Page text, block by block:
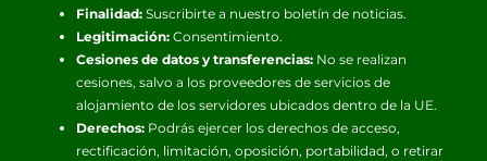
Finalidad:Suscribirte a nuestro boletín de noticias.
Legitimación:Consentimiento.
Cesiones de datos y transferencias:No se realizan
cesiones, salvo a los proveedores de servicios de
alojamiento de los servidores ubicados dentro de la UE.
Derechos:Podrás ejercer los derechos de acceso,
rectificación, limitación, oposición, portabilidad, o retirar